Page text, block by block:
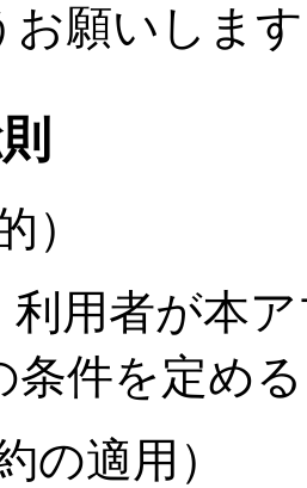
お願いしま
）
利用者が本
条件を定め
の適用）